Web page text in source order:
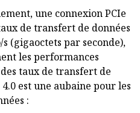
une connexion PCIe
de transfert de données
(gigaoctets par seconde),
les performances
taux de transfert de
est une aubaine pour les
: